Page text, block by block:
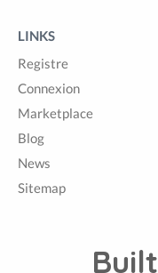
LINKS
Registre
Connexion
Marketplace
Blog
News
Sitemap